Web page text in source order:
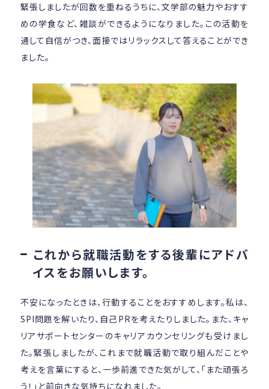
緊張しましたが回数を重ねるうちに、文学部の魅力やおすす
めの学食など、雑談ができるようになりました。この活動を
通して自信がつき、面接ではリラックスして答えることができ
ました。
これから就職活動をする後輩にアドバ
イスをお願いします。
不安になったときは、行動することをおすすめします。私は、
SPI問題を解いたり、自己PRを考えたりしました。また、キャ
リアサポートセンターのキャリアカウンセリングも受けまし
た。緊張しましたが、これまで就職活動で取り組んだことや
考えを言葉にすると、一歩前進できた気がして、「また頑張ろ
う！」と前向きな気持ちになれました。